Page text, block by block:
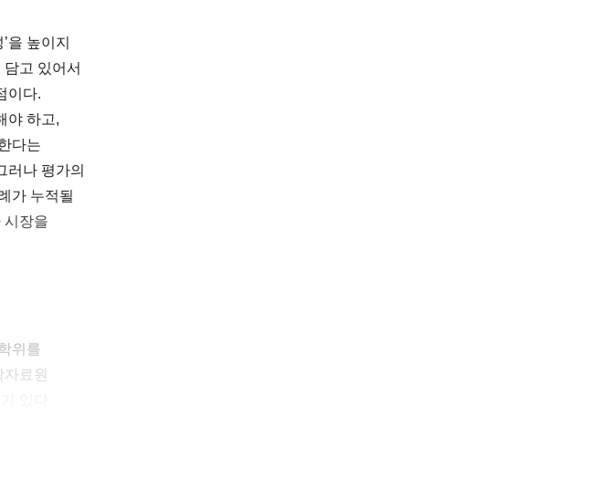
을 높이지
고 있어서
이다.
야 하고,
다는
러나 평가의
가 누적될
시장을
위를
료원